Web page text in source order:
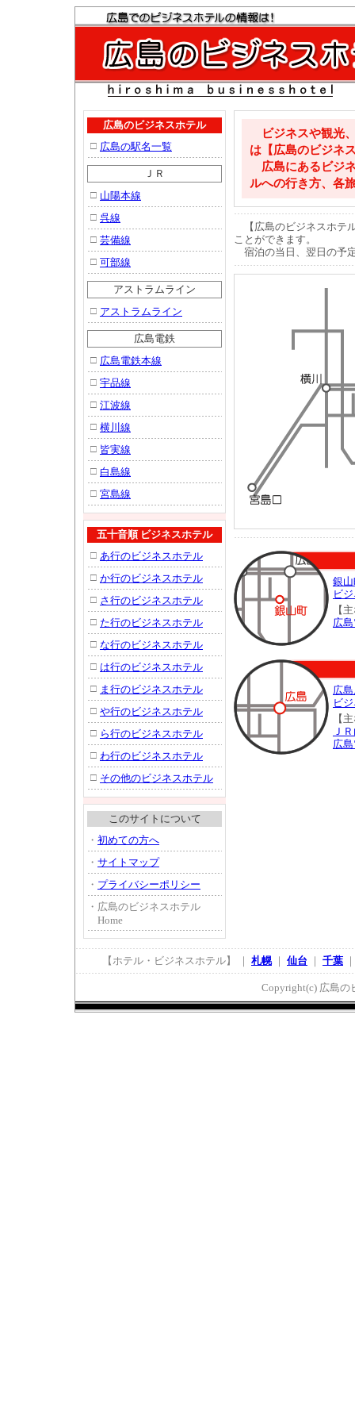
広島のビジネスホテル
□ 広島の駅名一覧
ＪＲ
□ 山陽本線
□ 呉線
□ 芸備線
□ 可部線
アストラムライン
□ アストラムライン
広島電鉄
□ 広島電鉄本線
□ 宇品線
□ 江波線
□ 横川線
□ 皆実線
□ 白島線
□ 宮島線
五十音順 ビジネスホテル
□ あ行のビジネスホテル
□ か行のビジネスホテル
□ さ行のビジネスホテル
□ た行のビジネスホテル
□ な行のビジネスホテル
□ は行のビジネスホテル
□ ま行のビジネスホテル
□ や行のビジネスホテル
□ ら行のビジネスホテル
□ わ行のビジネスホテル
□ その他のビジネスホテル
このサイトについて
・ 初めての方へ
・ サイトマップ
・ プライバシーポリシー
・ 広島のビジネスホテル
Home
ビジネスや観光
は【広島のビジネ
広島にあるビジ
ルへの行き方、各
【広島のビジネスホテ
ことができます。
宿泊の当日、翌日の予
銀
ビ
【
広
広
ビ
【
Ｊ
広
【ホテル・ビジネスホテル】 ｜ 札幌｜ 仙台 ｜ 千葉
Copyright(c) 広島の